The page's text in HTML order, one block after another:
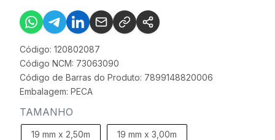
Código: 120802087
Código NCM: 73063090
Código de Barras do Produto: 7899148820006
Embalagem: PECA
TAMANHO
19 mm x 2,50m 19 mm x 3,00m